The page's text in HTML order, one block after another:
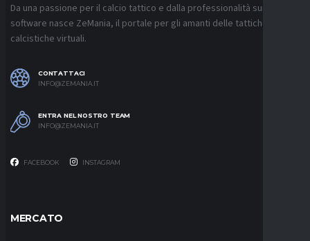
Da una passione per il calcio tattico e dalla professionalità sui
software nasce ZeMania, il portale per gli amanti delle tattiche
calcistiche virtuali.
CONTATTACI
INFO@ZEMANIA.IT
ENTRA NEL NOSTRO TEAM
INFO@ZEMANIA.IT
FACEBOOK INSTAGRAM
MERCATO